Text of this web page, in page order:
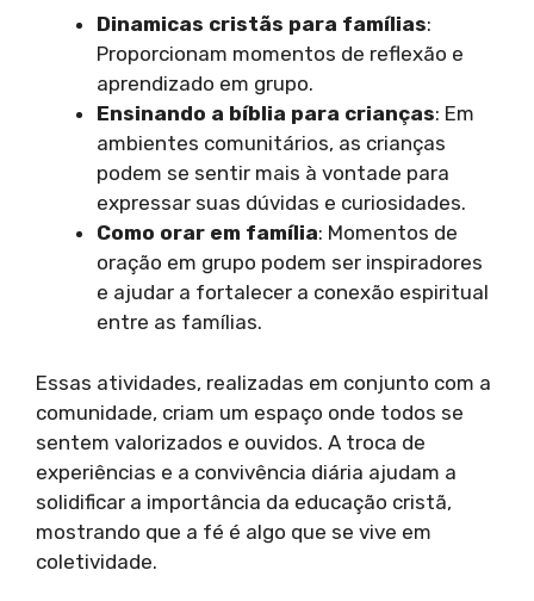
Dinamicas cristãs para famílias:
Proporcionam momentos de reflexão e
aprendizado em grupo.
Ensinando a bíblia para crianças: Em
ambientes comunitários, as crianças
podem se sentir mais à vontade para
expressar suas dúvidas e curiosidades.
Como orar em família: Momentos de
oração em grupo podem ser inspiradores
e ajudar a fortalecer a conexão espiritual
entre as famílias.
Essas atividades, realizadas em conjunto com a
comunidade, criam um espaço onde todos se
sentem valorizados e ouvidos. A troca de
experiências e a convivência diária ajudam a
solidificar a importância da educação cristã,
mostrando que a fé é algo que se vive em
coletividade.